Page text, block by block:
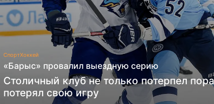
СпортХоккей
«Барыс» провалил выездную серию
Столичный клуб не только потерпел
потерял свою игру